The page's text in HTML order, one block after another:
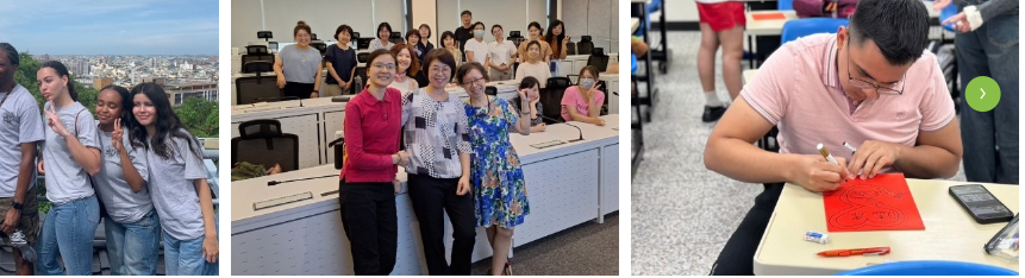
View Photo View Photo View Photo